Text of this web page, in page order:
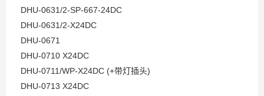
DHU-0631/2-SP-667-24DC
DHU-0631/2-X24DC
DHU-0671
DHU-0710 X24DC
DHU-0711/WP-X24DC (+带灯插头)
DHU-0713 X24DC